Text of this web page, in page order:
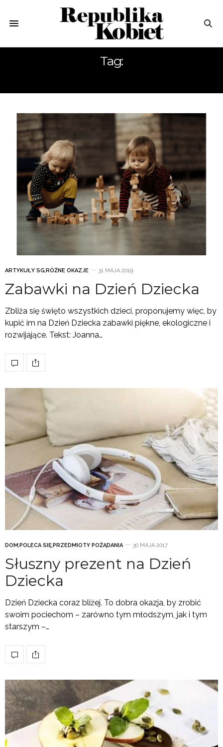
Tag:
ARTYKUŁY SG,RÓŻNE OKAZJE 31 MAJA 2019
Zabawki na Dzień Dziecka
Zbliża się święto wszystkich dzieci, proponujemy więc, by
kupić im na Dzień Dziecka zabawki piękne, ekologiczne i
rozwijające. Tekst: Joanna…
DOM,POLECA SIĘ,PRZEDMIOTY POŻĄDANIA 30 MAJA 2017
Słuszny prezent na Dzień
Dziecka
Dzień Dziecka coraz bliżej. To dobra okazja, by zrobić
swoim pociechom – zarówno tym młodszym, jak i tym
starszym –…